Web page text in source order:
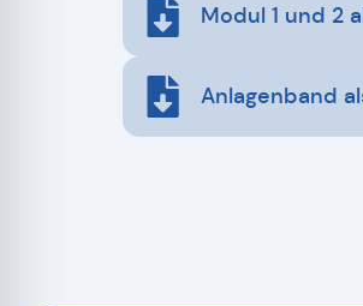
Modul 1 und 2
Anlagenband